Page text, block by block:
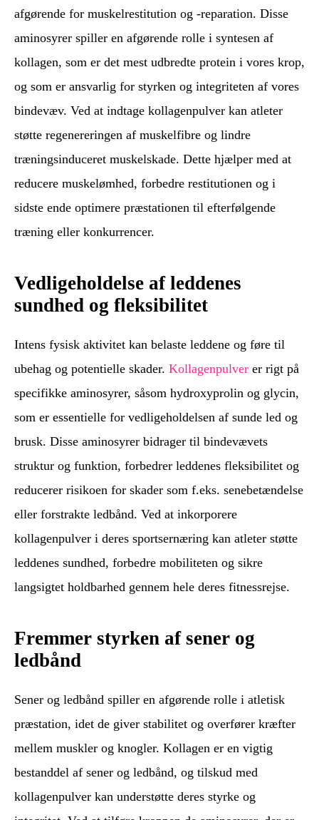
afgørende for muskelrestitution og -reparation. Disse
aminosyrer spiller en afgørende rolle i syntesen af
kollagen, som er det mest udbredte protein i vores krop,
og som er ansvarlig for styrken og integriteten af vores
bindevæv. Ved at indtage kollagenpulver kan atleter
støtte regenereringen af muskelfibre og lindre
træningsinduceret muskelskade. Dette hjælper med at
reducere muskelømhed, forbedre restitutionen og i
sidste ende optimere præstationen til efterfølgende
træning eller konkurrencer.
Vedligeholdelse af leddenes
sundhed og fleksibilitet
Intens fysisk aktivitet kan belaste leddene og føre til
ubehag og potentielle skader. Kollagenpulver er rigt på
specifikke aminosyrer, såsom hydroxyprolin og glycin,
som er essentielle for vedligeholdelsen af sunde led og
brusk. Disse aminosyrer bidrager til bindevævets
struktur og funktion, forbedrer leddenes fleksibilitet og
reducerer risikoen for skader som f.eks. senebetændelse
eller forstrakte ledbånd. Ved at inkorporere
kollagenpulver i deres sportsernæring kan atleter støtte
leddenes sundhed, forbedre mobiliteten og sikre
langsigtet holdbarhed gennem hele deres fitnessrejse.
Fremmer styrken af sener og
ledbånd
Sener og ledbånd spiller en afgørende rolle i atletisk
præstation, idet de giver stabilitet og overfører kræfter
mellem muskler og knogler. Kollagen er en vigtig
bestanddel af sener og ledbånd, og tilskud med
kollagenpulver kan understøtte deres styrke og